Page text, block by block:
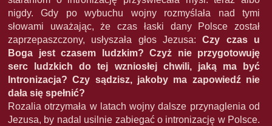
nigdy. Gdy po wybuchu wojny rozmyślała nad tymi
słowami uważając, że czas łaski dany Polsce został
zaprzepaszczony, usłyszała głos Jezusa:Czy czas u
Boga jest czasem ludzkim? Czyż nie przygotowuję
serc ludzkich do tej wzniosłej chwili, jaką ma być
Intronizacja? Czy sądzisz, jakoby ma zapowiedź nie
dała się spełnić?
Rozalia otrzymała w latach wojny dalsze przynaglenia od
Jezusa, by nadal usilnie zabiegać o intronizację w Polsce.